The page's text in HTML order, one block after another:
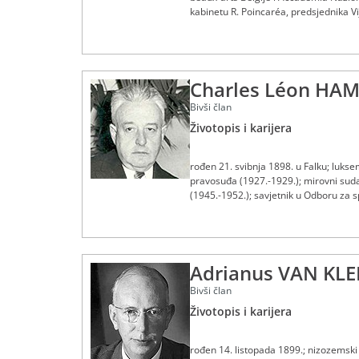
kabinetu R. Poincaréa, predsjednika
veleposlanstvu Francuske u
(1934.); direktor općeg platnog
drugom zasjedanju Ujedinjenih
politique de Paris i Société de
prosinca 1952. do 6. listopada 1958.;
stručnjaka koji je general de Gaulle
lourd ). Od 1962. do 1974. bio je član
je obavljao funkciju kancelara
Charles Léon
Bivši član
Životopis i karijera
rođen 21. svibnja 1898. u Falku;
pravosuđa (1927.-1929.); mirovni
(1945.-1952.); savjetnik u Odboru za
Komisije Beneluxa za unifikaciju
studije Velikog vojvodstva; sudac na
predsjednik Suda od 8. listopada
Madagaskara (1965.-1967.);
Adrianus VAN
Bivši član
Životopis i karijera
rođen 14. listopada 1899.;